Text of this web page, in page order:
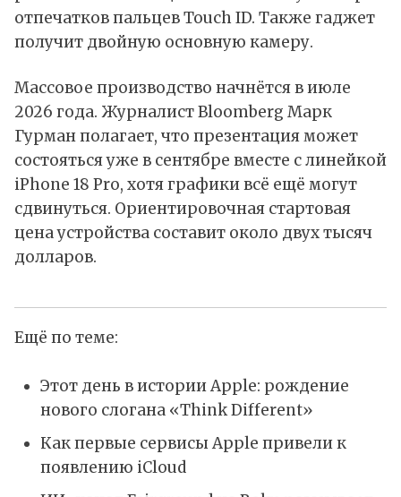
отпечатков пальцев Touch ID. Также гаджет
получит двойную основную камеру.
Массовое производство начнётся в июле
2026 года. Журналист Bloomberg Марк
Гурман полагает, что презентация может
состояться уже в сентябре вместе с линейкой
iPhone 18 Pro, хотя графики всё ещё могут
сдвинуться. Ориентировочная стартовая
цена устройства составит около двух тысяч
долларов.
Ещё по теме:
Этот день в истории Apple: рождение
нового слогана «Think Different»
Как первые сервисы Apple привели к
появлению iCloud